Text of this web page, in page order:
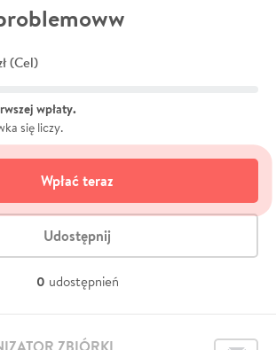
(Cel)
wpłaty.
się liczy.
Wpłać teraz
Udostępnij
0 udostępnień